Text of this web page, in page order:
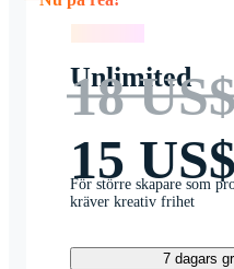
Unlimited
18
15 US$
För större skapare som
kräver kreativ frihet
7 dagars